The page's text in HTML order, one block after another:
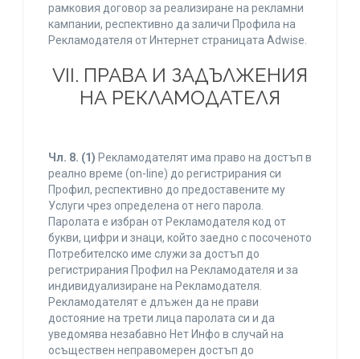
рамковия договор за реализиране на рекламни
кампании, респективно да заличи Профила на
Рекламодателя от Интернет страницата Adwise.
VII. ПРАВА И ЗАДЪЛЖЕНИЯ
НА РЕКЛАМОДАТЕЛЯ
Чл. 8. (1) Рекламодателят има право на достъп в
реално време (on-line) до регистрирания си
Профил, респективно до предоставените му
Услуги чрез определена от него парола.
Паролата е избран от Рекламодателя код от
букви, цифри и знаци, който заедно с посоченото
Потребителско име служи за достъп до
регистрирания Профил на Рекламодателя и за
индивидуализиране на Рекламодателя.
Рекламодателят е длъжен да не прави
достояние на трети лица паролата си и да
уведомява незабавно Нет Инфо в случай на
осъществен неправомерен достъп до